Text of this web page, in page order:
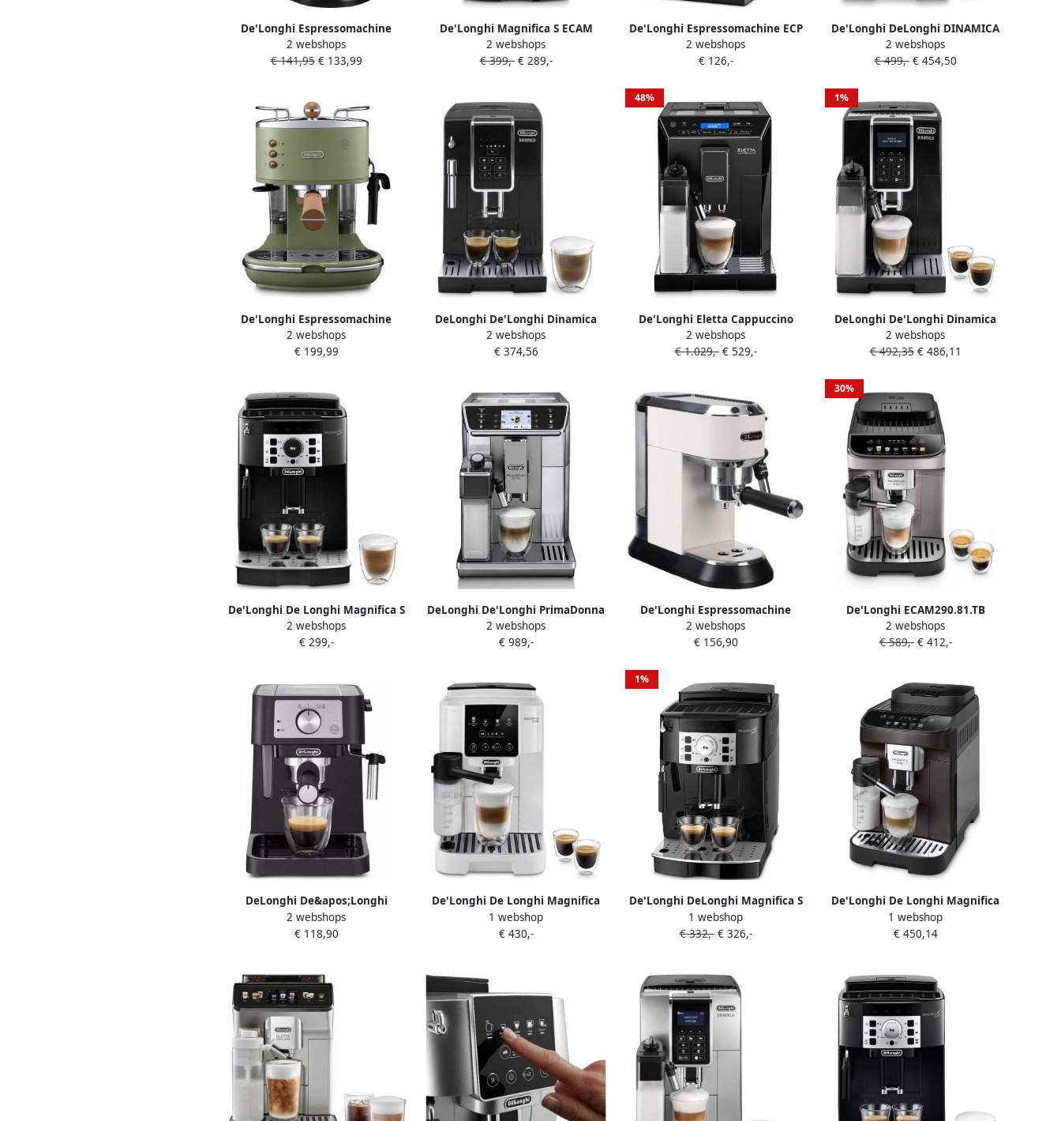
De'Longhi Espressomachine
Dedica Style EC 685.B Slechts 15
cm breed geschikt voor E.S.E-
2 webshops
€ 141,95€ 133,99
De'Longhi Magnifica S ECAM
21.117.B Volautomatische
espressomachine Zwart
2 webshops
€ 399,-€ 289,-
De'Longhi Espressomachine ECP
31.21 1100 watt 15 bar
2 webshops
€ 126,-
De'Longhi DeLonghi DINAMICA
ECAM 350.35.SB Vrijstaand
Volledig automatisch
2 webshops
€ 499,-€ 454,50
De'Longhi Espressomachine
Icona Vintage ECOV 311.GR
Siebdrager ook geschikt voor
2 webshops
€ 199,99
DeLonghi De'Longhi Dinamica
ECAM 350.15.B | Volautomatische
espressomachines |
2 webshops
€ 374,56
48%
De'Longhi Eletta Cappuccino
ECAM 44.660.B Volautomatische
Espressomachine – Zwart
2 webshops
€ 1.029,-€ 529,-
1%
DeLonghi De'Longhi Dinamica
ECAM350.55.B Zwart |
Espressomachines |
2 webshops
€ 492,35€ 486,11
De'Longhi De Longhi Magnifica S
volautomatische
espressomachine met
ECAM20.110.B
2 webshops
€ 299,-
DeLonghi De'Longhi PrimaDonna
Elite Light ECAM 650.55.MS |
Espressomachines |
2 webshops
€ 989,-
De'Longhi Espressomachine
Dedica Style EC 685.B Slechts 15
cm breed geschikt voor E.S.E-
2 webshops
€ 156,90
30%
De'Longhi ECAM290.81.TB
Magnifica EVO Volautomatische
espressomachine Titanium Black
2 webshops
€ 589,-€ 412,-
DeLonghi De&apos;Longhi
EC260.BK Espresso apparaat
Zwart
2 webshops
€ 118,90
De'Longhi De Longhi Magnifica
Start ECAM220.61.W
Volautomatische
1 webshop
€ 430,-
1%
De'Longhi DeLonghi Magnifica S
ECAM 22.115B Volledig
Automatische Espressomachine
1 webshop
€ 332,-€ 326,-
De'Longhi De Longhi Magnifica
ECAM293.61.BW Half automatisch
Espressomachine 1 8 l
1 webshop
€ 450,14